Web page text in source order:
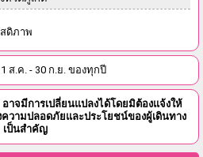
ดิภาพ
ส.ค. - 30 ก.ย. ของทุกปี
าจมีการเปลี่ยนแปลงได้โดยมิต้องแจ้งให้
วามปลอดภัยและประโยชน์ของผู้เดินทาง
เป็นสำคัญ